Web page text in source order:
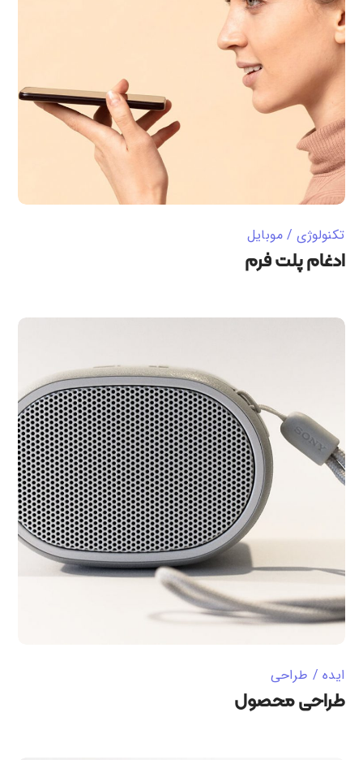
تکنولوژی موبایل
ادغام پلت فرم
ایده طراحی
طراحی محصول